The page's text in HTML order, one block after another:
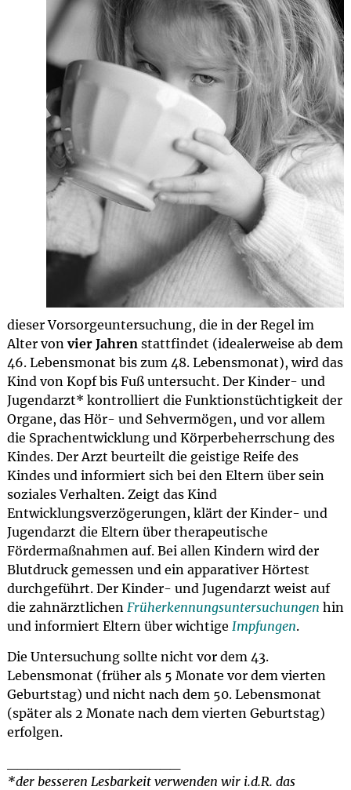
dieser Vorsorgeuntersuchung, die in der Regel im
Alter vonvier Jahrenstattfindet (idealerweise ab dem
46. Lebensmonat bis zum 48. Lebensmonat), wird das
Kind von Kopf bis Fuß untersucht. Der Kinder- und
Jugendarzt* kontrolliert die Funktionstüchtigkeit der
Organe, das Hör- und Sehvermögen, und vor allem
die Sprachentwicklung und Körperbeherrschung des
Kindes. Der Arzt beurteilt die geistige Reife des
Kindes und informiert sich bei den Eltern über sein
soziales Verhalten. Zeigt das Kind
Entwicklungsverzögerungen, klärt der Kinder- und
Jugendarzt die Eltern über therapeutische
Fördermaßnahmen auf. Bei allen Kindern wird der
Blutdruck gemessen und ein apparativer Hörtest
durchgeführt. Der Kinder- und Jugendarzt weist auf
die zahnärztlichen Früherkennungsuntersuchungen hin
und informiert Eltern über wichtige Impfungen.
Die Untersuchung sollte nicht vor dem 43.
Lebensmonat (früher als 5 Monate vor dem vierten
Geburtstag) und nicht nach dem 50. Lebensmonat
(später als 2 Monate nach dem vierten Geburtstag)
erfolgen.
*der besseren Lesbarkeit verwenden wir i.d.R. das